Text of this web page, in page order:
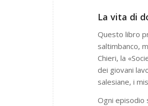
La vita di
Questo libro
saltimbanco,
Chieri, la
dei giovani
salesiane, i
Ogni episodio